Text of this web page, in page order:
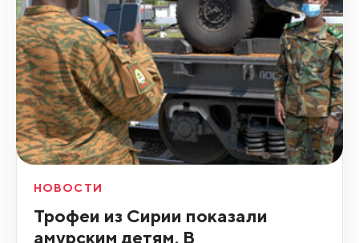
НОВОСТИ
Трофеи из Сирии показали
амурским детям. В